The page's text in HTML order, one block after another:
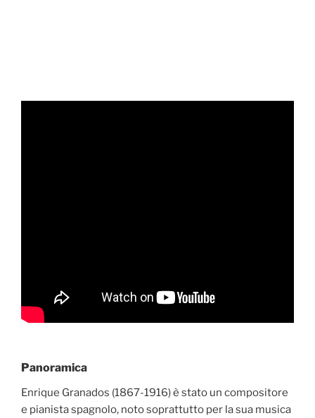
Panoramica
Enrique Granados (1867-1916) è stato un compositore
e pianista spagnolo, noto soprattutto per la sua musica